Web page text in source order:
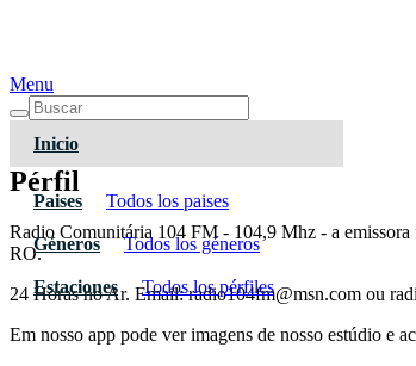
Menu
Inicio
Paises Todos los paises
Géneros Todos los géneros
Estaciones Todos los pérfiles
Pérfil
Radio Comunitária 104 FM - 104,9 Mhz - a emissora
RO.
24 Horas no Ar. Email: radio104fm@msn.com ou
Em nosso app pode ver imagens de nosso estúdio e